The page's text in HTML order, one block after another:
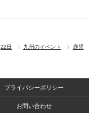
22日 九州のイベント
鹿児
プライバシーポリシー
お問い合わせ